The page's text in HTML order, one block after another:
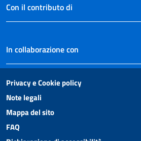
Con il contributo di
In collaborazione con
Privacy e Cookie policy
Note legali
Mappa del sito
FAQ